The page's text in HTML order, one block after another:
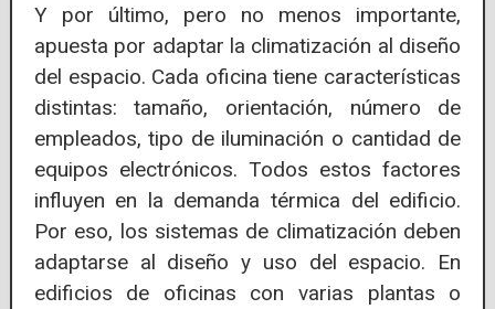
Y por último, pero no menos importante,
apuesta por adaptar la climatización al diseño
del espacio. Cada oficina tiene características
distintas: tamaño, orientación, número de
empleados, tipo de iluminación o cantidad de
equipos electrónicos. Todos estos factores
influyen en la demanda térmica del edificio.
Por eso, los sistemas de climatización deben
adaptarse al diseño y uso del espacio. En
edificios de oficinas con varias plantas o